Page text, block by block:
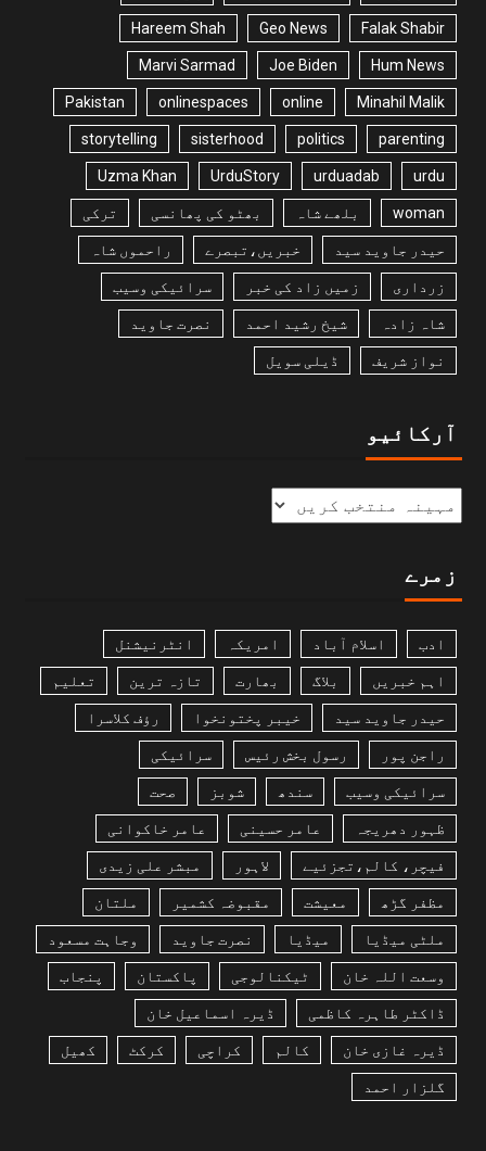
Falak Shabir
Geo News
Hareem Shah
Hum News
Joe Biden
Marvi Sarmad
Minahil Malik
online
onlinespaces
Pakistan
parenting
politics
sisterhood
storytelling
urdu
urduadab
UrduStory
Uzma Khan
woman بلھے شاہ بھٹو کی پھانسی ترکی
حیدر جاوید سید خبریں،تبصرے راحموں شاہ
زرداری زمیں زاد کی خبر سرائیکی وسیب
شاہ زادہ شیخ رشید احمد نصرت جاوید
نواز شریف ڈیلی سویل
آرکائیو
زمرے
ادب اسلام آباد امریکہ انٹرنیشنل
اہم خبریں بلاگ بھارت تازہ ترین تعلیم
حیدر جاوید سید خیبر پختونخوا رؤف کلاسرا
راجن پور رسول بخش رئیس سرائیکی
سرائیکی وسیب سندھ شوبز صحت
ظہور دھریجہ عامر حسینی عامر خاکوانی
فیچر، کالم،تجزئیے لاہور مبشر علی زیدی
مظفر گڑھ معیشت مقبوضہ کشمیر ملتان
ملٹی میڈیا میڈیا نصرت جاوید وجاہت مسعود
وسعت اللہ خان ٹیکنالوجی پاکستان پنجاب
ڈاکٹر طاہرہ کاظمی ڈیرہ اسماعیل خان
ڈیرہ غازی خان کالم کراچی کرکٹ کھیل
گلزار احمد